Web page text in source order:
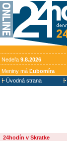
Nedeľa 9.8.2026
Meniny má Ľubomíra
Úvodná strana
24hodín v Skratke